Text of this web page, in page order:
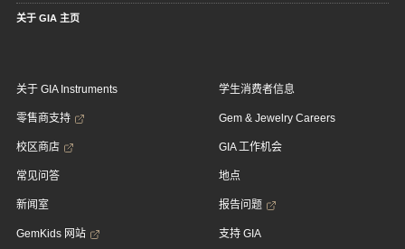
关于 GIA 主页
关于 GIA Instruments
零售商支持
校区商店
常见问答
新闻室
GemKids 网站
学生消费者信息
Gem & Jewelry Careers
GIA 工作机会
地点
报告问题
支持 GIA